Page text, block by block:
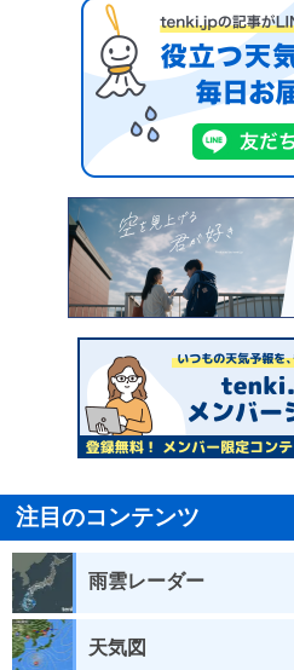
注目のコンテンツ
雨雲レーダー
天気図